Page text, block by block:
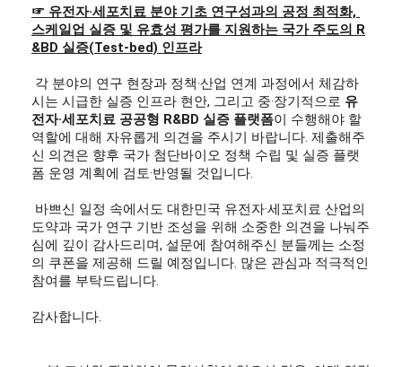
☞ 유전자·세포치료 분야 기초 연구성과의 공정 최적화,
스케일업 실증 및 유효성 평가를 지원하는 국가 주도의 R
&BD 실증(Test-bed) 인프라
시는 시급한 실증 인프라 현안, 그리고 중·장기적으로 유
전자·세포치료 공공형 R&BD 실증 플랫폼이 수행해야 할
역할에 대해 자유롭게 의견을 주시기 바랍니다. 제출해주
신 의견은 향후 국가 첨단바이오 정책 수립 및 실증 플랫
폼 운영 계획에 검토·반영될 것입니다.
도약과 국가 연구 기반 조성을 위해 소중한 의견을 나눠주
심에 깊이 감사드리며, 설문에 참여해주신 분들께는 소정
의 쿠폰을 제공해 드릴 예정입니다. 많은 관심과 적극적인
참여를 부탁드립니다.
감사합니다.